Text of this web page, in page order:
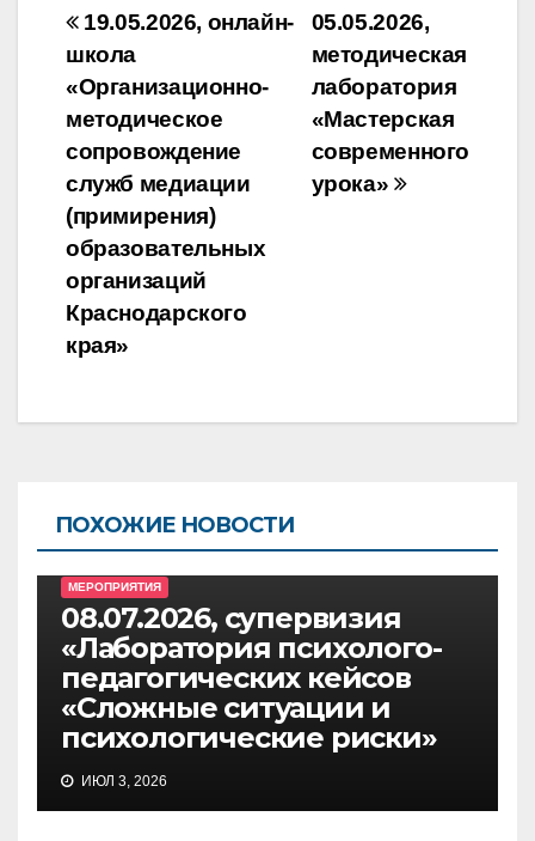
Навигация
по
записям
05.05.2026,
методическая
лаборатория
«Мастерская
современного
урока»
19.05.2026, онлайн-
школа
«Организационно-
методическое
сопровождение
служб медиации
(примирения)
образовательных
организаций
Краснодарского
края»
ПОХОЖИЕ НОВОСТИ
МЕРОПРИЯТИЯ
08.07.2026, супервизия
«Лаборатория психолого-
педагогических кейсов
«Сложные ситуации и
психологические риски»
ИЮЛ 3, 2026
30.06.2026, онлайн-школа